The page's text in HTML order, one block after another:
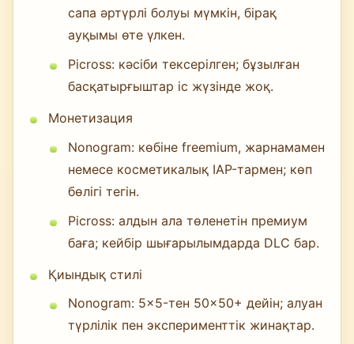
сапа әртүрлі болуы мүмкін, бірақ
ауқымы өте үлкен.
Picross: кәсіби тексерілген; бұзылған
басқатырғыштар іс жүзінде жоқ.
Монетизация
Nonogram: көбіне freemium, жарнамамен
немесе косметикалық IAP-тармен; көп
бөлігі тегін.
Picross: алдын ала төленетін премиум
баға; кейбір шығарылымдарда DLC бар.
Қиындық стилі
Nonogram: 5×5-тен 50×50+ дейін; алуан
түрлілік пен эксперименттік жинақтар.